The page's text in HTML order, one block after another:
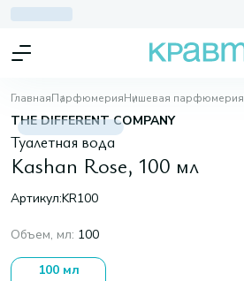
ГлавнаяПарфюмерияНишевая парфюмерия
THE DIFFERENT COMPANY
Туалетная вода
Kashan Rose, 100 мл
Артикул:KR100
Объем, мл: 100
100 мл